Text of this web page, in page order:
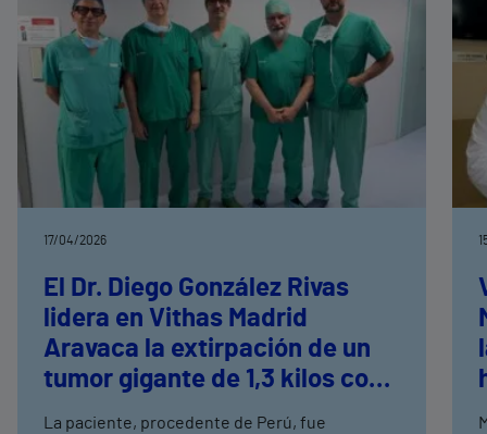
17/04/2026
El Dr. Diego González Rivas
lidera en Vithas Madrid
Aravaca la extirpación de un
tumor gigante de 1,3 kilos con
40 años de evolución
La paciente, procedente de Perú, fue